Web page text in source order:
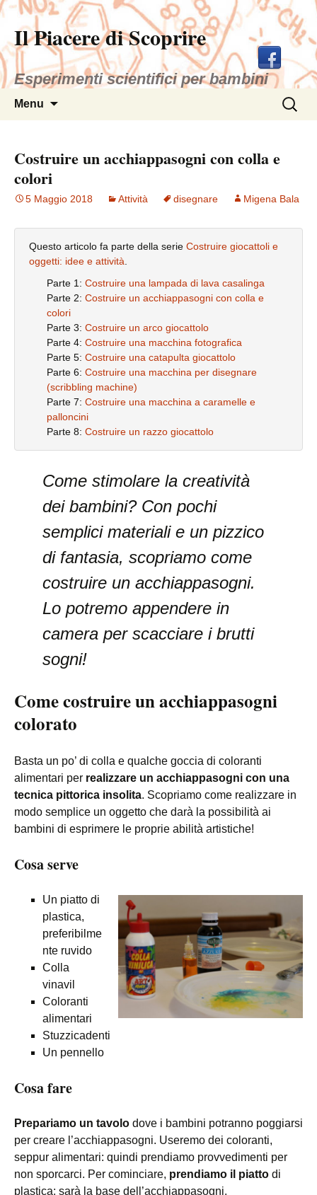
Il Piacere di Scoprire
Esperimenti scientifici per bambini
Menu
Ricerca
per:
Costruire un acchiappasogni con colla e
colori
5 Maggio 2018 Attività disegnare Migena Bala
Questo articolo fa parte della serie Costruire giocattoli e
oggetti: idee e attività
Parte 1: Costruire una lampada di lava casalinga
Parte 2: Costruire un acchiappasogni con colla e
colori
Parte 3: Costruire un arco giocattolo
Parte 4: Costruire una macchina fotografica
Parte 5: Costruire una catapulta giocattolo
Parte 6: Costruire una macchina per disegnare
(scribbling machine)
Parte 7: Costruire una macchina a caramelle e
palloncini
Parte 8: Costruire un razzo giocattolo
Come stimolare la creatività
dei bambini? Con pochi
semplici materiali e un pizzico
di fantasia, scopriamo come
costruire un acchiappasogni.
Lo potremo appendere in
camera per scacciare i brutti
sogni!
Come costruire un acchiappasogni
colorato
Basta un po’ di colla e qualche goccia di coloranti
alimentari per realizzare un acchiappasogni con una
tecnica pittorica insolita. Scopriamo come realizzare in
modo semplice un oggetto che darà la possibilità ai
bambini di esprimere le proprie abilità artistiche!
Cosa serve
Un piatto di
plastica,
preferibilme
nte ruvido
Colla
vinavil
Coloranti
alimentari
Stuzzicadenti
Un pennello
Cosa fare
Prepariamo un tavolo dove i bambini potranno poggiarsi
per creare l’acchiappasogni. Useremo dei coloranti,
seppur alimentari: quindi prendiamo provvedimenti per
non sporcarci. Per cominciare, prendiamo il piatto di
plastica: sarà la base dell’acchiappasogni.